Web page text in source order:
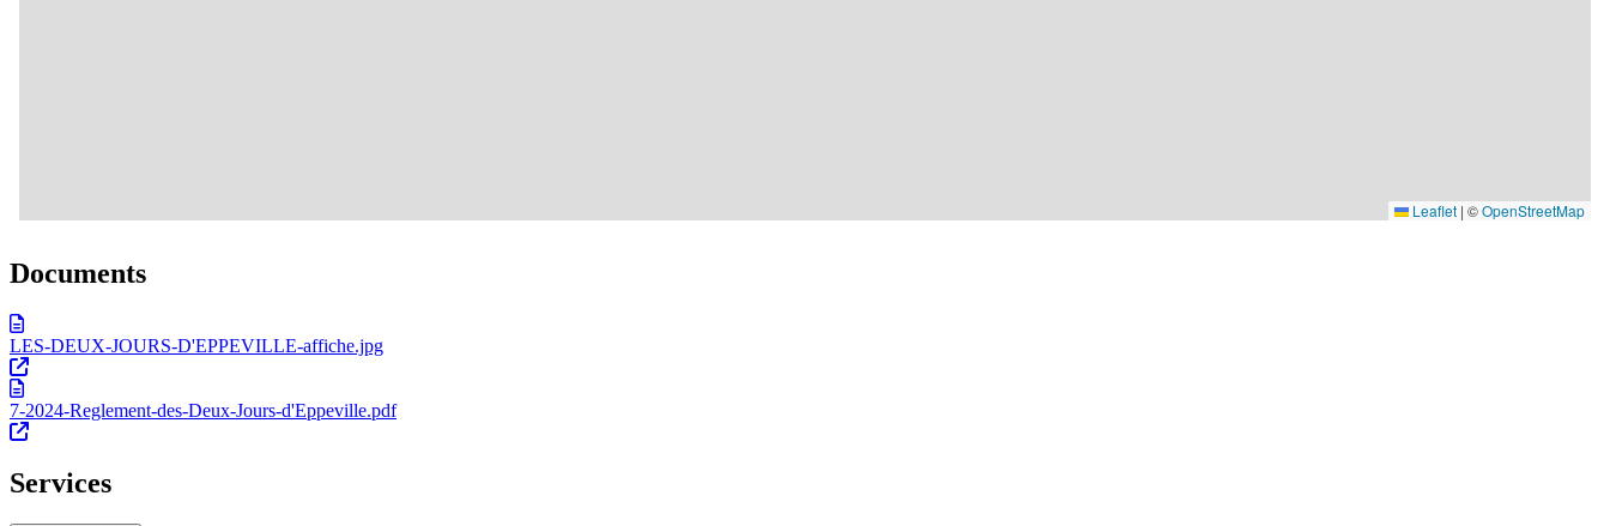
Documents
LES-DEUX-JOURS-D'EPPEVILLE-affiche.jpg
7-2024-Reglement-des-Deux-Jours-d'Eppeville.pdf
Services